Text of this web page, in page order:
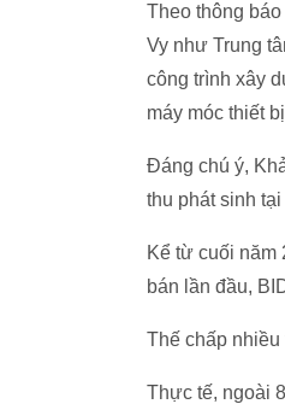
Theo thông
Vy như Trung
công trình xây
máy móc thiết
Đáng chú ý,
thu phát sinh
Kể từ cuối năm
bán lần đầu,
Thế chấp nhiều
Thực tế, ngoài